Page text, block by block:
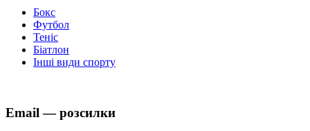
Бокс
Футбол
Теніс
Біатлон
Інші види спорту
Email — розсилки